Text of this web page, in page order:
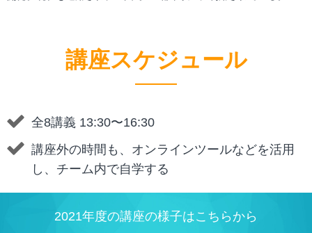
講座スケジュール
全8講義 13:30〜16:30
講座外の時間も、オンラインツールなどを活用
し、チーム内で自学する
2021年度の講座の様子はこちらから